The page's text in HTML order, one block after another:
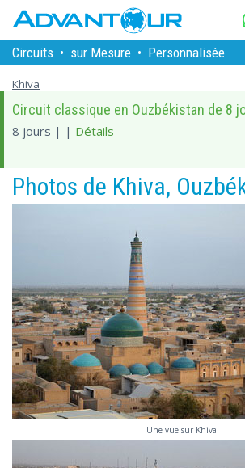
Circuits • sur Mesure • Personnalisée
Khiva
Circuit classique en Ouzbékistan de 8
8 jours | | Détails
Photos de Khiva,
Une vue sur Khiva